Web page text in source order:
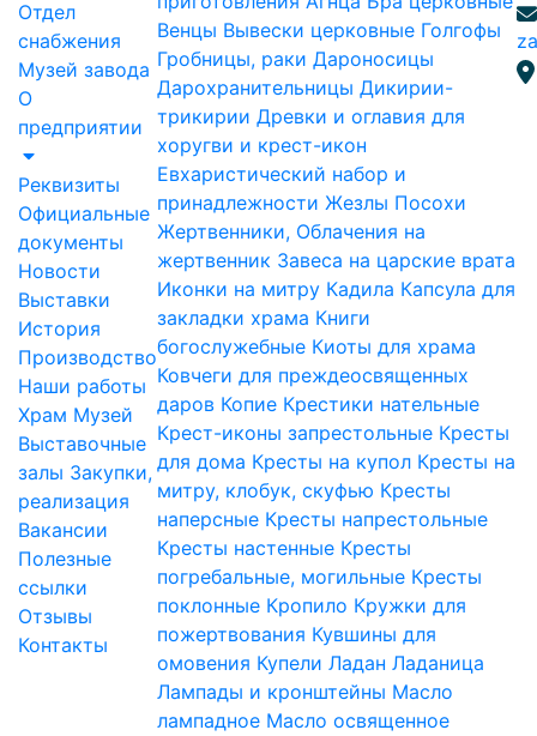
Отдел
снабжения
Музей завода
О
предприятии
Реквизиты
Официальные
документы
Новости
Выставки
История
Производство
Наши работы
Храм Музей
Выставочные
залы Закупки,
реализация
Вакансии
Полезные
ссылки
Отзывы
Контакты
Венцы Вывески церковные Голгофы
Гробницы, раки Дароносицы
Дарохранительницы Дикирии-
трикирии Древки и оглавия для
хоругви и крест-икон
Евхаристический набор и
принадлежности Жезлы Посохи
Жертвенники, Облачения на
жертвенник Завеса на царские врата
Иконки на митру Кадила Капсула для
закладки храма Книги
богослужебные Киоты для храма
Ковчеги для преждеосвященных
даров Копие Крестики нательные
Крест-иконы запрестольные Кресты
для дома Кресты на купол Кресты на
митру, клобук, скуфью Кресты
наперсные Кресты напрестольные
Кресты настенные Кресты
погребальные, могильные Кресты
поклонные Кропило Кружки для
пожертвования Кувшины для
омовения Купели Ладан Ладаница
Лампады и кронштейны Масло
лампадное Масло освященное